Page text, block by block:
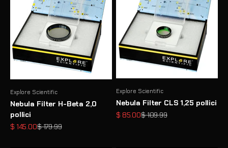
Explore Scientific
Nebula Filter H-Beta 2,0
pollici
Prezzo scontato
$ 145.00Prezzo
$ 179.99
Explore Scientific
Nebula Filter CLS 1,25 pollici
Prezzo scontato
$ 85.00Prezzo
$ 109.99